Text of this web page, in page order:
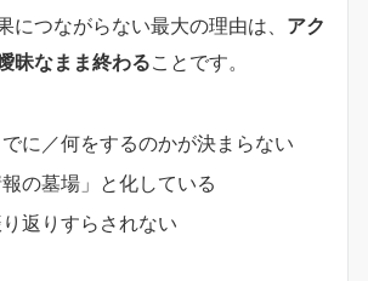
につながらない最大の理由は、 アク
昧なまま終わることです。
に／何をするのかが決まらない
の墓場」と化している
返りすらされない